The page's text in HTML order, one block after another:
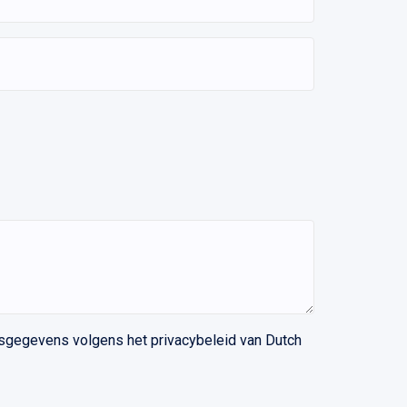
volgens het privacybeleid van Dutch